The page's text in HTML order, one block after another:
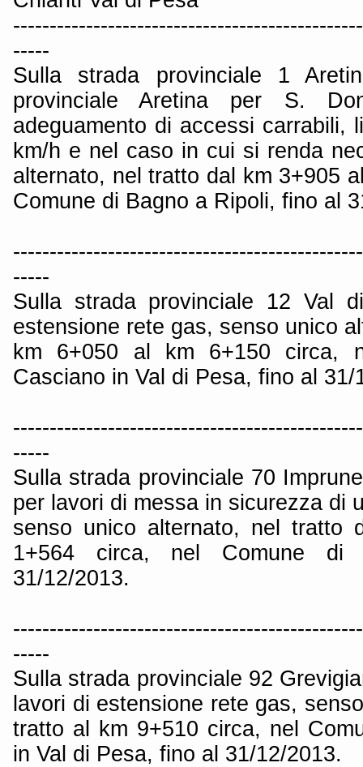
-----
Sulla strada provinciale 1
provinciale Aretina per S.
adeguamento di accessi carrabili,
km/h e nel caso in cui si renda
alternato, nel tratto dal km 3+905
Comune di Bagno a Ripoli, fino al
-----
Sulla strada provinciale 12 Val
estensione rete gas, senso unico
km 6+050 al km 6+150 circa,
Casciano in Val di Pesa, fino al 31/
-----
Sulla strada provinciale 70
per lavori di messa in sicurezza di
senso unico alternato, nel tratto
1+564 circa, nel Comune di
31/12/2013.
-----
Sulla strada provinciale 92
lavori di estensione rete gas,
tratto al km 9+510 circa, nel
in Val di Pesa, fino al 31/12/2013.